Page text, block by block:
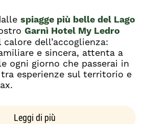
spiagge più belle del Lago
Garnì Hotel My Ledro
dell’accoglienza:
e sincera, attenta a
ogni giorno che passerai in
esperienze sul territorio e
Leggi di più